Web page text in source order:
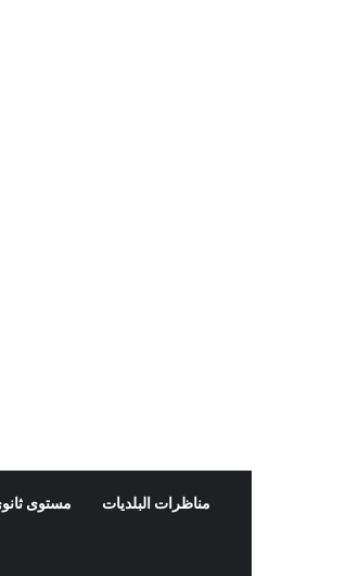
مستوى مناظرات البلديات